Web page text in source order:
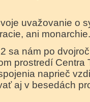
uvažovanie o
ani monarchie.
sa nám po
prostredí Centra
naprieč
aj v besedách